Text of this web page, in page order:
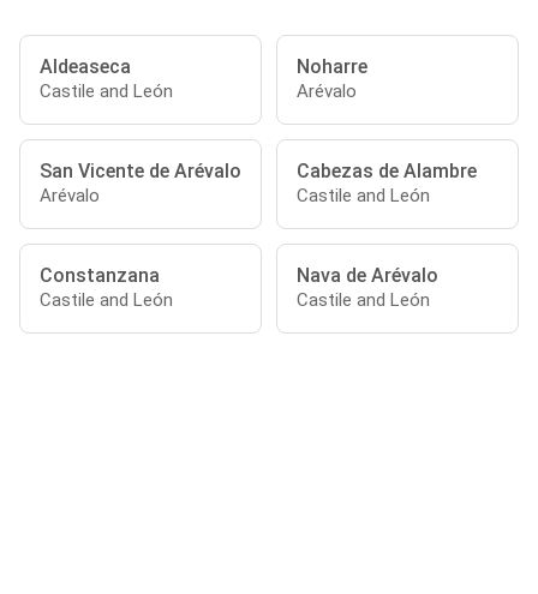
Aldeaseca
Castile and León
Noharre
Arévalo
San Vicente de Arévalo
Arévalo
Cabezas de Alambre
Castile and León
Constanzana
Castile and León
Nava de Arévalo
Castile and León